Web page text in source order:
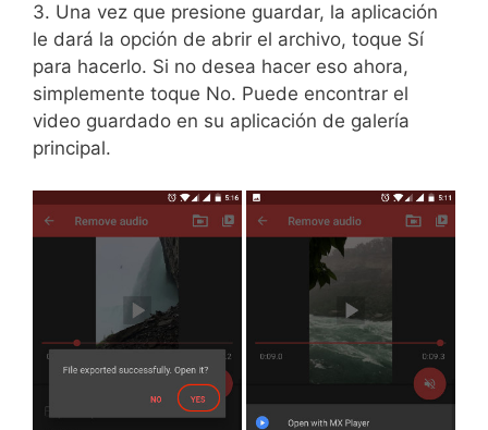
3. Una vez que presione guardar, la aplicación
le dará la opción de abrir el archivo, toque Sí
para hacerlo. Si no desea hacer eso ahora,
simplemente toque No. Puede encontrar el
video guardado en su aplicación de galería
principal.